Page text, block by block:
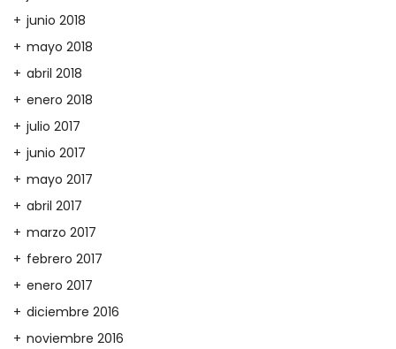
junio 2018
mayo 2018
abril 2018
enero 2018
julio 2017
junio 2017
mayo 2017
abril 2017
marzo 2017
febrero 2017
enero 2017
diciembre 2016
noviembre 2016